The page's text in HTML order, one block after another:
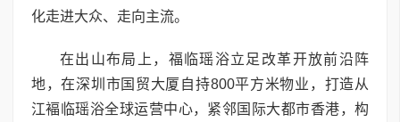
化走进大众、走向主流。
在出山布局上，福临瑶浴立足改革开放前沿阵
地，在深圳市国贸大厦自持800平方米物业，打造从
江褔临瑶浴全球运营中心，紧邻国际大都市香港，构